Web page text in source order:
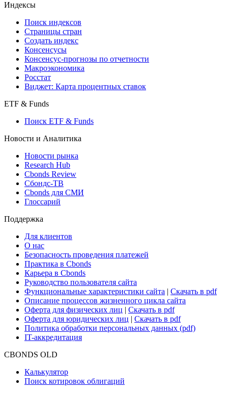
Кредиты
Поиск кредитов
Индексы
Поиск индексов
Страницы стран
Создать индекс
Консенсусы
Макроэкономика
Виджет: Карта процентных ставок
ETF & Funds
Поиск ETF & Funds
Новости и Аналитика
Новости рынка
Research Hub
Сбондс-ТВ
Глоссарий
Поддержка
Для клиентов
О нас
Безопасность проведения платежей
Практика в Cbonds
Карьера в Cbonds
Руководство пользователя сайта
Функциональные характеристики сайта|Скачать в pdf
Описание процессов жизненного цикла сайта
Оферта для юридических лиц
IT-аккредитация